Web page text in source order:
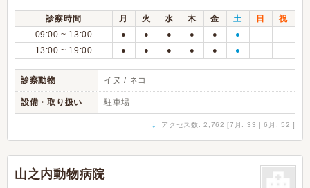
診察時間 月 火 水 木 金 土 日
祝
09:00 ~ 13:00
● ● ● ● ● ●
13:00 ~ 19:00 ● ● ● ● ● ●
診察動物 イヌ / ネコ
設備・取り扱い 駐車場
↓ アクセス数: 2,762 [7月: 33 | 6月: 52 ]
山之内動物病院